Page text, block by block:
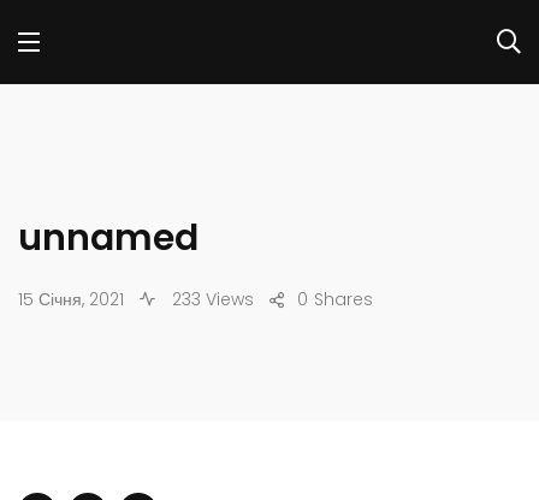
unnamed
15 Січня, 2021 233 Views Shares
0